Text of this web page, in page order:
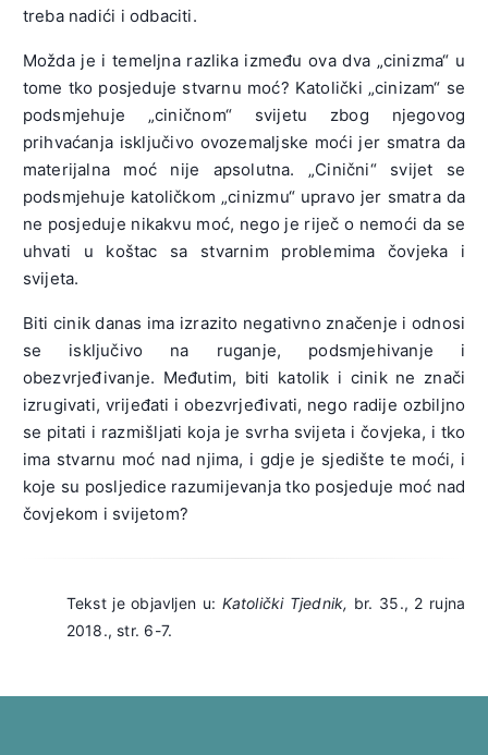
treba nadići i odbaciti.
Možda je i temeljna razlika između ova dva „cinizma“ u
tome tko posjeduje stvarnu moć? Katolički „cinizam“ se
podsmjehuje „ciničnom“ svijetu zbog njegovog
prihvaćanja isključivo ovozemaljske moći jer smatra da
materijalna moć nije apsolutna. „Cinični“ svijet se
podsmjehuje katoličkom „cinizmu“ upravo jer smatra da
ne posjeduje nikakvu moć, nego je riječ o nemoći da se
uhvati u koštac sa stvarnim problemima čovjeka i
svijeta.
Biti cinik danas ima izrazito negativno značenje i odnosi
se isključivo na ruganje, podsmjehivanje i
obezvrjeđivanje. Međutim, biti katolik i cinik ne znači
izrugivati, vrijeđati i obezvrjeđivati, nego radije ozbiljno
se pitati i razmišljati koja je svrha svijeta i čovjeka, i tko
ima stvarnu moć nad njima, i gdje je sjedište te moći, i
koje su posljedice razumijevanja tko posjeduje moć nad
čovjekom i svijetom?
Tekst je objavljen u: Katolički Tjednik, br. 35., 2 rujna
2018., str. 6-7.